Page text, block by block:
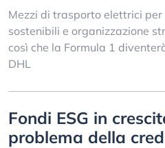
Mezzi di trasporto elettrici
sostenibili e organizzazione
così che la Formula 1
DHL
Fondi ESG in
problema della